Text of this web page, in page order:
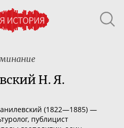
Н. Я.
(1822—1885) —
публицист